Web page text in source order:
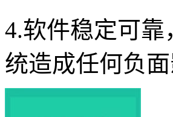
4.软件稳定可
统造成任何负面